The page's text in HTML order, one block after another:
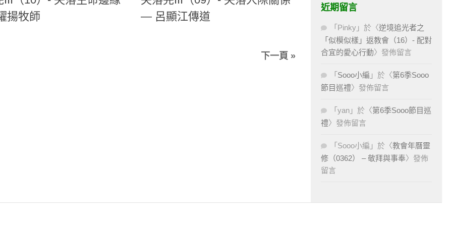
揚牧師
— 呂顯江傳道
下一頁 »
近期留言
「 Pinky 」於〈逆境追光者之
「似模似樣」返教會（16）- 配對
合宜的愛心行動〉發佈留言
「 Sooo小編 」於〈第6季Sooo
節目巡禮〉發佈留言
「 yan 」於〈第6季Sooo節目巡
禮〉發佈留言
「 Sooo小編 」於〈教會年曆靈
修（0362） – 敬拜與事奉〉發佈
留言